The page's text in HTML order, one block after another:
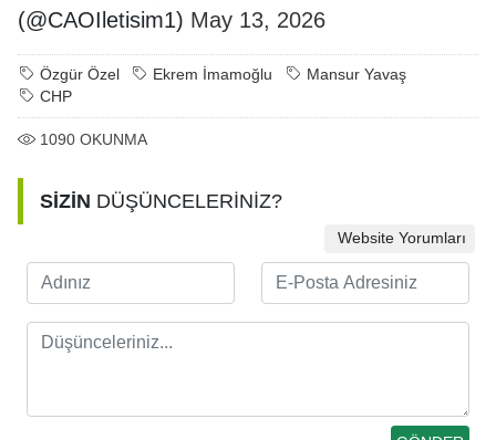
(@CAOIletisim1) May 13, 2026
Özgür Özel Ekrem İmamoğlu
Mansur Yavaş
CHP
1090 OKUNMA
SİZİN DÜŞÜNCELERİNİZ?
Website Yorumları